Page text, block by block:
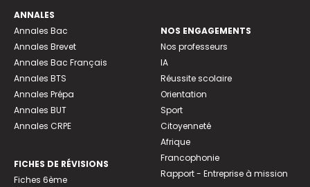
ANNALES
Annales Bac
Annales Brevet
Annales Bac Français
Annales BTS
Annales Prépa
Annales BUT
Annales CRPE
FICHES DE RÉVISIONS
Fiches 6ème
NOS ENGAGEMENTS
Nos professeurs
IA
Réussite scolaire
Orientation
Sport
Citoyenneté
Afrique
Francophonie
Rapport - Entreprise à mission